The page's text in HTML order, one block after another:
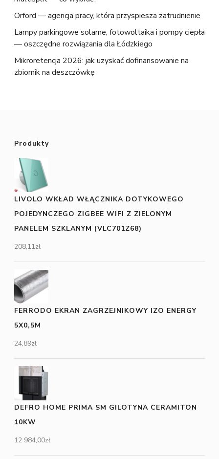
Orford — agencja pracy, która przyspiesza zatrudnienie
Lampy parkingowe solarne, fotowoltaika i pompy ciepła
— oszczędne rozwiązania dla Łódzkiego
Mikroretencja 2026: jak uzyskać dofinansowanie na
zbiornik na deszczówkę
Produkty
LIVOLO WKŁAD WŁĄCZNIKA DOTYKOWEGO
POJEDYNCZEGO ZIGBEE WIFI Z ZIELONYM
PANELEM SZKLANYM (VLC701Z68)
208,11zł
FERRODO EKRAN ZAGRZEJNIKOWY IZO ENERGY
5X0,5M
24,89zł
DEFRO HOME PRIMA SM GILOTYNA CERAMITON
10KW
12 984,00zł